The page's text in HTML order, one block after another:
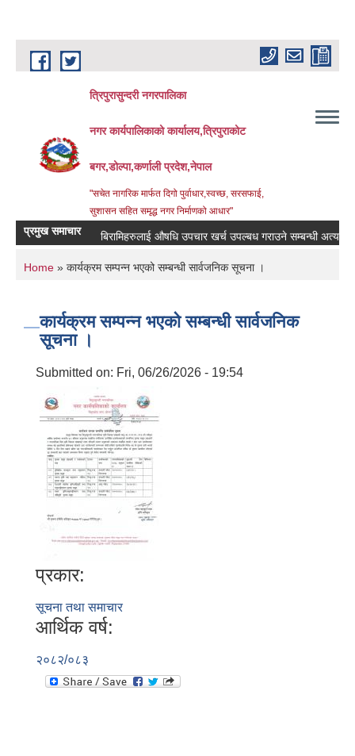
Skip to main content
त्रिपुरासुन्दरी नगरपालिका
नगर कार्यपालिकाको कार्यालय,त्रिपुराकोट
बगर,डोल्पा,कर्णाली प्रदेश,नेपाल
"सचेत नागरिक मार्फत दिगो पुर्वाधार,स्वच्छ, सरसफाई,
सुशासन सहित समृद्ध नगर निर्माणको आधार"
प्रमुख समाचारबिरामिहरुलाई ‍‌औषधि उपचार खर्च उपल्बध गराउने सम्बन्धी अत्यन्त जरुरी
You are here
Home » कार्यक्रम सम्पन्न भएको सम्बन्धी सार्वजनिक सूचना ।
कार्यक्रम सम्पन्न भएको सम्बन्धी सार्वजनिक
सूचना ।
Submitted on: Fri, 06/26/2026 - 19:54
प्रकार:
सूचना तथा समाचार
आर्थिक वर्ष:
२०८२/०८३